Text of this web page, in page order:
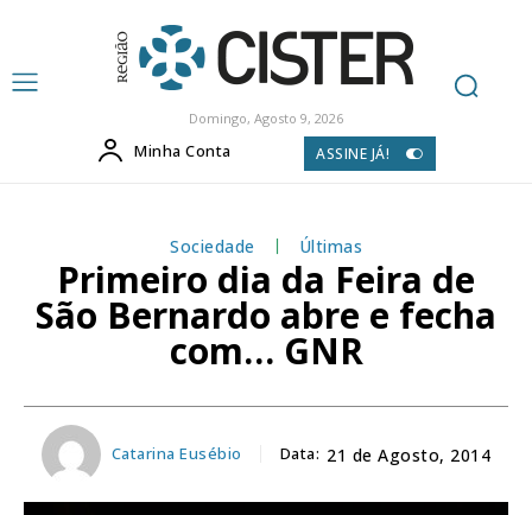
Domingo, Agosto 9, 2026
Minha Conta ASSINE JÁ!
Sociedade Últimas
Primeiro dia da Feira de
São Bernardo abre e fecha
com… GNR
Catarina Eusébio Data: 21 de Agosto, 2014